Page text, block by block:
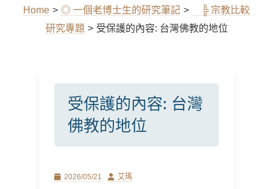
Home > ◎ 一個老博士生的研究筆記 >
╠ 宗教比較
研究專題 > 受保護的內容: 台灣佛教的地位
受保護的內容: 台灣
佛教的地位
Posted2026/05/21 Author
艾瑪